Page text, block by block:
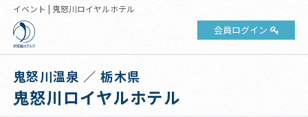
イベント | 鬼怒川ロイヤルホテル
会員ログイン
鬼怒川温泉 ／ 栃木県
鬼怒川ロイヤルホテル